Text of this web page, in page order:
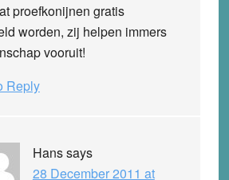
proefkonijnen gratis
worden, zij helpen immers
vooruit!
Reply
Hanssays
28 December 2011 at